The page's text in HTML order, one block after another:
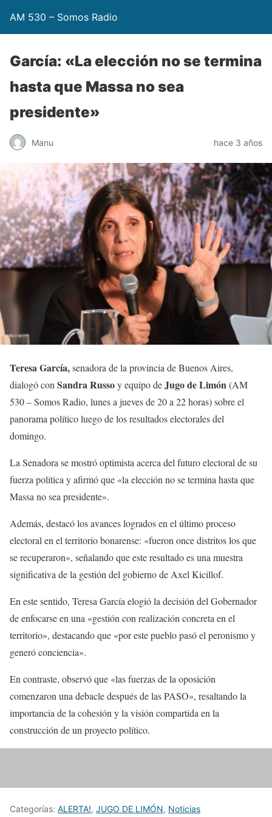
AM 530 – Somos Radio
García: «La elección no se termina
hasta que Massa no sea
presidente»
Manu hace 3 años
Teresa García,senadora de la provincia de Buenos Aires,
dialogó con Sandra Russoy equipo deJugo de Limón(AM
530 – Somos Radio, lunes a jueves de 20 a 22 horas) sobre el
panorama político luego de los resultados electorales del
domingo.
La Senadora se mostró optimista acerca del futuro electoral de su
fuerza política y afirmó que «la elección no se termina hasta que
Massa no sea presidente».
Además, destacó los avances logrados en el último proceso
electoral en el territorio bonarense: «fueron once distritos los que
se recuperaron», señalando que este resultado es una muestra
significativa de la gestión del gobierno de Axel Kicillof.
En este sentido, Teresa García elogió la decisión del Gobernador
de enfocarse en una «gestión con realización concreta en el
territorio», destacando que «por este pueblo pasó el peronismo y
generó conciencia».
En contraste, observó que «las fuerzas de la oposición
comenzaron una debacle después de las PASO», resaltando la
importancia de la cohesión y la visión compartida en la
construcción de un proyecto político.
Categorías: ALERTA!, JUGO DE LIMÓN, Noticias